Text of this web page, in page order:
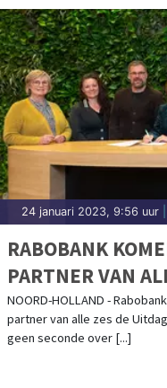
24 januari 2023, 9:56 uur
RABOBANK
PARTNER VAN
UITDAGINGEN
NOORD-HOLLAND -
partner van alle zes de
geen seconde over [...]